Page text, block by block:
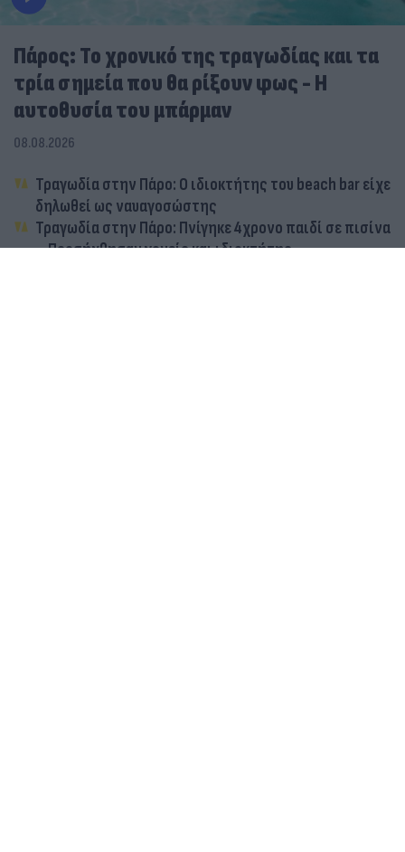
Πάρος: Το χρονικό της τραγωδίας και τα
τρία σημεία που θα ρίξουν φως - Η
αυτοθυσία του μπάρμαν
08.08.2026
Τραγωδία στην Πάρο: Ο ιδιοκτήτης του beach bar είχε
δηλωθεί ως ναυαγοσώστης
Τραγωδία στην Πάρο: Πνίγηκε 4χρονο παιδί σε πισίνα
– Προσήχθησαν γονείς και ιδιοκτήτης